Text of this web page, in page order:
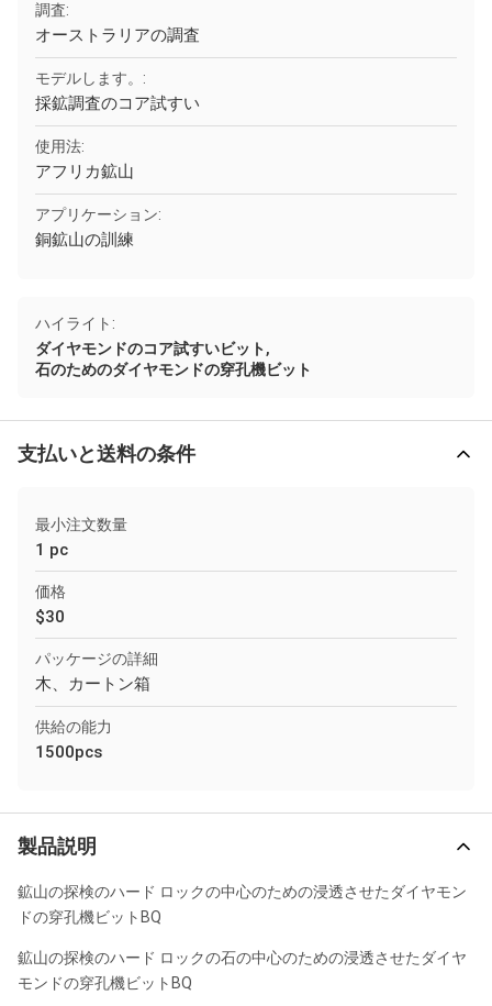
調査:
オーストラリアの調査
モデルします。:
採鉱調査のコア試すい
使用法:
アフリカ鉱山
アプリケーション:
銅鉱山の訓練
ハイライト:
ダイヤモンドのコア試すいビット,
石のためのダイヤモンドの穿孔機ビット
支払いと送料の条件
最小注文数量
1 pc
価格
$30
パッケージの詳細
木、カートン箱
供給の能力
1500pcs
製品説明
鉱山の探検のハード ロックの中心のための浸透させたダイヤモン
ドの穿孔機ビットBQ
鉱山の探検のハード ロックの石の中心のための浸透させたダイヤ
モンドの穿孔機ビットBQ